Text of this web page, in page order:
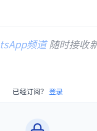
频道随时接收
已经订阅？ 登录